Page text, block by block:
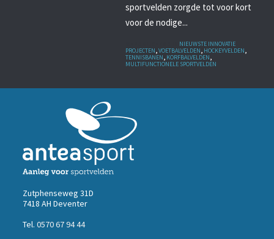
sportvelden zorgde tot voor kort
voor de nodige...
NIEUWSTE INNOVATIE
PROJECTEN,VOETBALVELDEN, HOCKEYVELDEN,
TENNISBANEN, KORFBALVELDEN,
MULTIFUNCTIONELE SPORTVELDEN
Zutphenseweg 31D
7418 AH Deventer
Tel. 0570 67 94 44